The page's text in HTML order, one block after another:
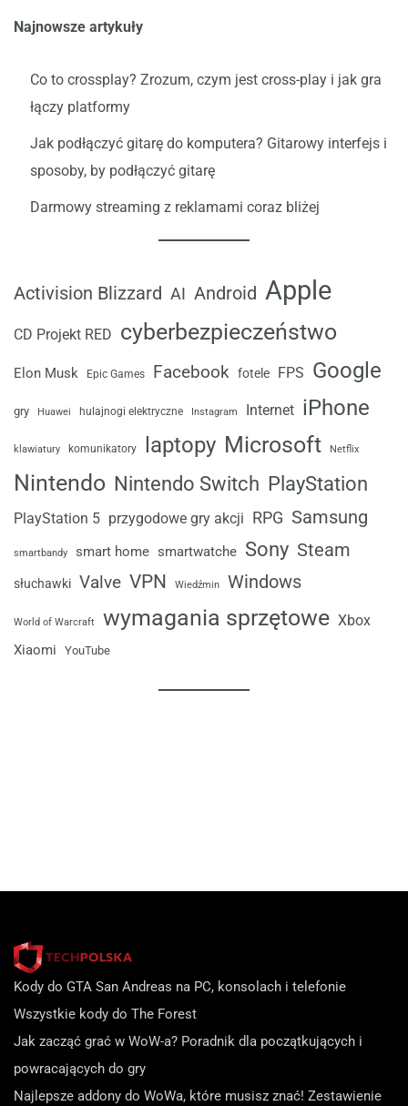
Najnowsze artykuły
Co to crossplay? Zrozum, czym jest cross-play i jak gra
łączy platformy
Jak podłączyć gitarę do komputera? Gitarowy interfejs i
sposoby, by podłączyć gitarę
Darmowy streaming z reklamami coraz bliżej
Activision Blizzard AI Android Apple
CD Projekt RED cyberbezpieczeństwo
Elon Musk Epic Games Facebook fotele FPS Google
gry Huawei hulajnogi elektryczne Instagram Internet iPhone
klawiatury komunikatory laptopy Microsoft Netflix
Nintendo Nintendo Switch PlayStation
PlayStation 5 przygodowe gry akcji RPG Samsung
smartbandy smart home smartwatche Sony Steam
słuchawki Valve VPN Wiedźmin Windows
World of Warcraft wymagania sprzętowe Xbox
Xiaomi YouTube
Kody do GTA San Andreas na PC, konsolach i telefonie
Wszystkie kody do The Forest
Jak zacząć grać w WoW-a? Poradnik dla początkujących i
powracających do gry
Najlepsze addony do WoWa, które musisz znać! Zestawienie